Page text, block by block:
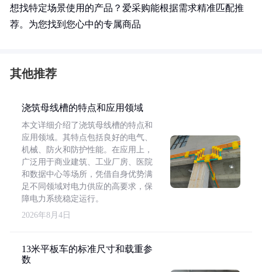
想找特定场景使用的产品？爱采购能根据需求精准匹配推
荐。为您找到您心中的专属商品
其他推荐
浇筑母线槽的特点和应用领域
本文详细介绍了浇筑母线槽的特点和
应用领域。其特点包括良好的电气、
机械、防火和防护性能。在应用上，
广泛用于商业建筑、工业厂房、医院
和数据中心等场所，凭借自身优势满
足不同领域对电力供应的高要求，保
障电力系统稳定运行。
2026年8月4日
13米平板车的标准尺寸和载重参
数